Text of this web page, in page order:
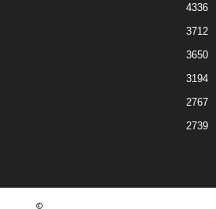
4336
3712
3650
3194
2767
2739
©